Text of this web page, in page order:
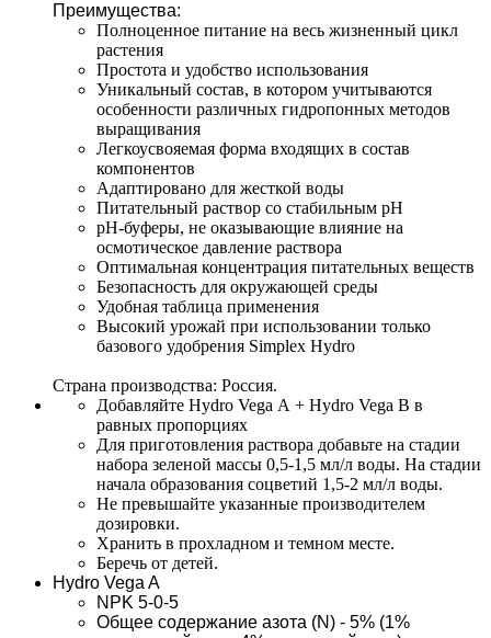
Преимущества:
Полноценное питание на весь жизненный цикл
растения
Простота и удобство использования
Уникальный состав, в котором учитываются
особенности различных гидропонных методов
выращивания
Легкоусвояемая форма входящих в состав
компонентов
Адаптировано для жесткой воды
Питательный раствор со стабильным рН
рН-буферы, не оказывающие влияние на
осмотическое давление раствора
Оптимальная концентрация питательных веществ
Безопасность для окружающей среды
Удобная таблица применения
Высокий урожай при использовании только
базового удобрения Simplex Hydro
Страна производства: Россия.
Добавляйте Hydro Vega А + Hydro Vega В в
равных пропорциях
Для приготовления раствора добавьте на стадии
набора зеленой массы 0,5-1,5 мл/л воды. На стадии
начала образования соцветий 1,5-2 мл/л воды.
Не превышайте указанные производителем
дозировки.
Хранить в прохладном и темном месте.
Беречь от детей.
Hydro Vega A
NPK 5-0-5
Общее содержание азота (N) - 5% (1%